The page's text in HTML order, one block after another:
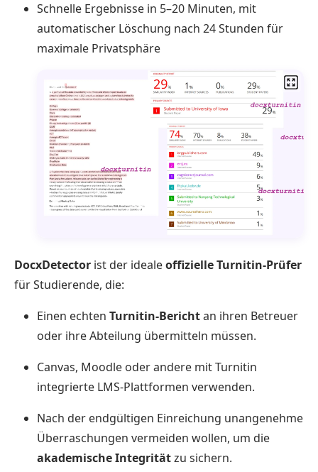
Schnelle Ergebnisse in 5–20 Minuten, mit
automatischer Löschung nach 24 Stunden für
maximale Privatsphäre
DocxDetector ist der idealeoffizielle Turnitin-Prüfer
für Studierende, die:
Einen echten Turnitin-Berichtan ihren Betreuer
oder ihre Abteilung übermitteln müssen.
Canvas, Moodle oder andere mit Turnitin
integrierte LMS-Plattformen verwenden.
Nach der endgültigen Einreichung unangenehme
Überraschungen vermeiden wollen, um die
akademische Integritätzu sichern.